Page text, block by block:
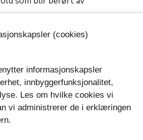
som koordinerer og
og vedtatt av fylkestinget.
vært preget av grundig
deltakelse. I løpet av 2023
med å forberede
Fokus har vært å etablere et
(cookies)
informasjonskapsler
innbyggerfunksjonalitet,
Les om hvilke cookies vi
vi administrerer de i erklæringen